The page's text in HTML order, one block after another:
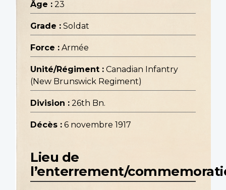
Âge : 23
Grade : Soldat
Force : Armée
Unité/Régiment : Canadian Infantry
(New Brunswick Regiment)
Division : 26th Bn.
Décès : 6 novembre 1917
Lieu de
l’enterrement/